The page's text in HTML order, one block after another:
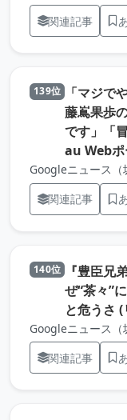
関連記事
139位
「マジで
藤嶌果歩
です」「
au Web
Googleニュース（
関連記事
140位
『豊臣兄
ぜ“茶々”
と危うさ
Googleニュース（
関連記事